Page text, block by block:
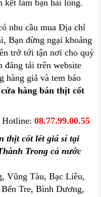
kết làm bạn hài lòng.
nhu cầu mua Địa chỉ
Bạn đừng ngại khoảng
trở tới tận nơi cho quý
đăng tải trên website
hàng giả và tem bảo
hàng bán thịt cốt
08.77.99.00.55
thịt cốt lết giá sỉ tại
Trong cả nước
Vũng Tàu, Bạc Liêu,
Tre, Bình Dương,